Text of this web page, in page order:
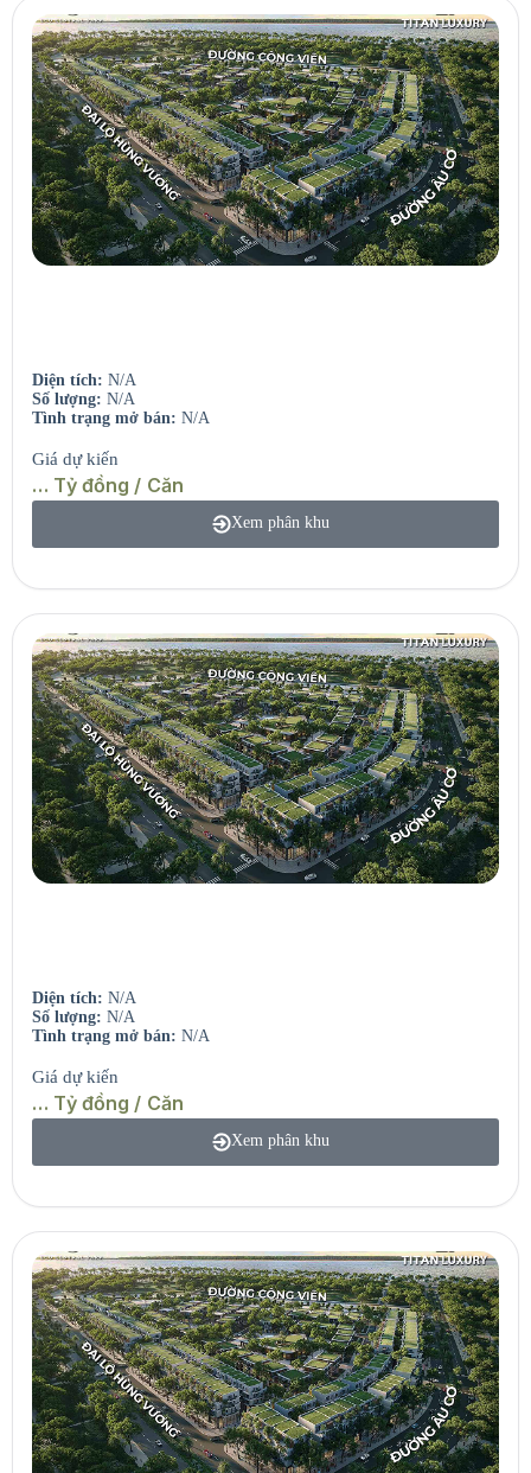
Diện tích: N/A
Số lượng: N/A
Tình trạng mở bán: N/A
Giá dự kiến
… Tỷ đồng / Căn
Xem phân khu
Diện tích: N/A
Số lượng: N/A
Tình trạng mở bán: N/A
Giá dự kiến
… Tỷ đồng / Căn
Xem phân khu